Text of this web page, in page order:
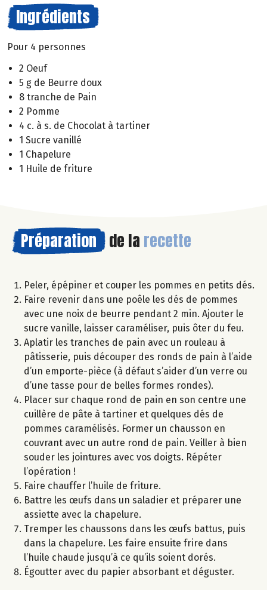
Ingrédients
Pour 4 personnes
2 Oeuf
5 g de Beurre doux
8 tranche de Pain
2 Pomme
4 c. à s. de Chocolat à tartiner
1 Sucre vanillé
1 Chapelure
1 Huile de friture
Préparation de la recette
Peler, épépiner et couper les pommes en petits dés.
Faire revenir dans une poêle les dés de pommes
avec une noix de beurre pendant 2 min. Ajouter le
sucre vanille, laisser caraméliser, puis ôter du feu.
Aplatir les tranches de pain avec un rouleau à
pâtisserie, puis découper des ronds de pain à l’aide
d’un emporte-pièce (à défaut s’aider d’un verre ou
d’une tasse pour de belles formes rondes).
Placer sur chaque rond de pain en son centre une
cuillère de pâte à tartiner et quelques dés de
pommes caramélisés. Former un chausson en
couvrant avec un autre rond de pain. Veiller à bien
souder les jointures avec vos doigts. Répéter
l’opération !
Faire chauffer l’huile de friture.
Battre les œufs dans un saladier et préparer une
assiette avec la chapelure.
Tremper les chaussons dans les œufs battus, puis
dans la chapelure. Les faire ensuite frire dans
l’huile chaude jusqu’à ce qu’ils soient dorés.
Égoutter avec du papier absorbant et déguster.